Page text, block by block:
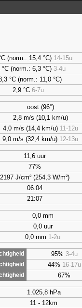
(norm.: 15,4 °C) 14-15u
°C (norm.: 6,3 °C) 3-4u
°C (norm.: 11,0 °C)
2,9 °C6-7u
oost (96°)
2,8 m/s (10,1 km/u)
4,0 m/s (14,4 km/u) 11-12u
9,0 m/s (32,4 km/u) 12-13u
11,6 uur
77%
2197 J/cm² (254,3 W/m²)
06:04
21:07
0,0 mm
0,0 uur
0,0 mm 1-2u
95% 3-4u
44% 16-17u
67%
1.025,8 hPa
11 - 12km